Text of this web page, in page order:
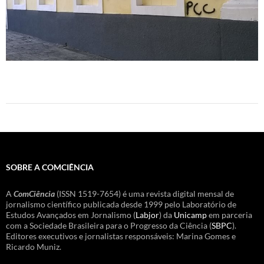
SOBRE A COMCIÊNCIA
A ComCiência (ISSN 1519-7654) é uma revista digital mensal de
jornalismo científico publicada desde 1999 pelo Laboratório de
Estudos Avançados em Jornalismo (Labjor) da Unicampem parceria
com a Sociedade Brasileira para o Progresso da Ciência (SBPC).
Editores executivos e jornalistas responsáveis: Marina Gomes e
Ricardo Muniz.